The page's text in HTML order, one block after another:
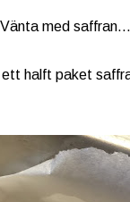
med
halft paket